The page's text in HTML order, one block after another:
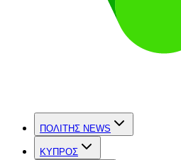
ΠΟΛΙΤΗΣ NEWS
ΚΥΠΡΟΣ